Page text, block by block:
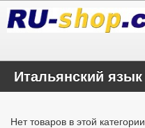
Итальянский язык
Нет товаров в этой категории.